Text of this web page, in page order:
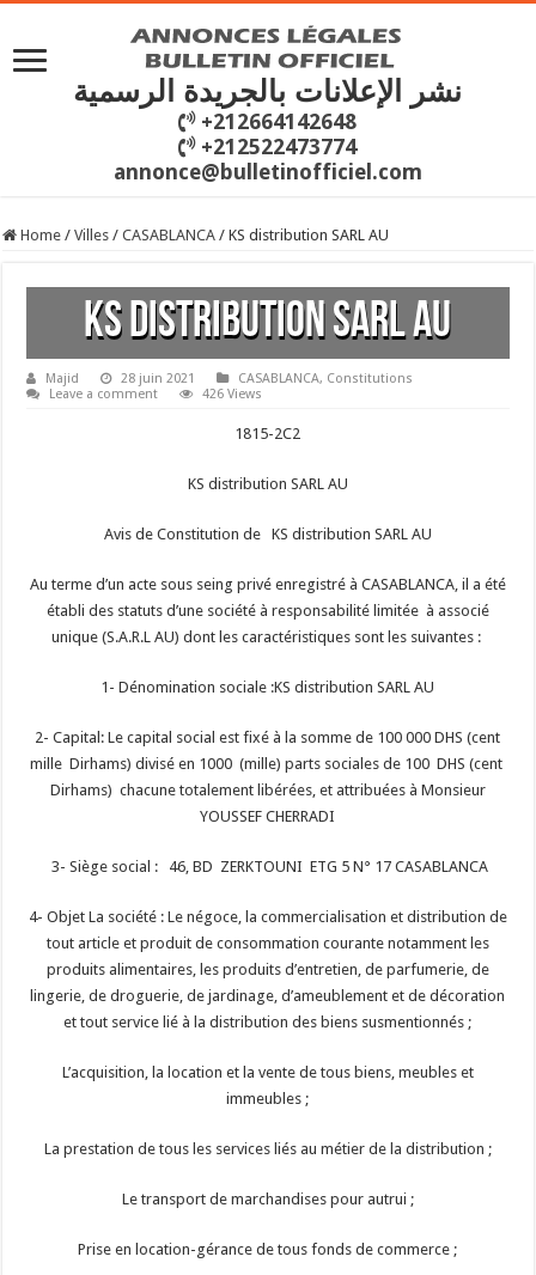
نشر الإعلانات بالجريدة الرسمية
+212664142648
+212522473774
annonce@bulletinofficiel.com
Home / Villes / CASABLANCA / KS distribution SARL AU
KS distribution SARL AU
Majid 28 juin 2021 CASABLANCA, Constitutions
Leave a comment
426 Views
1815-2C2
KS distribution SARL AU
Avis de Constitution de KS distribution SARL AU
Au terme d’un acte sous seing privé enregistré à CASABLANCA, il a été
établi des statuts d’une société à responsabilité limitée à associé
unique (S.A.R.L AU) dont les caractéristiques sont les suivantes :
1- Dénomination sociale :KS distribution SARL AU
2- Capital: Le capital social est fixé à la somme de 100 000 DHS (cent
mille Dirhams) divisé en 1000 (mille) parts sociales de 100 DHS (cent
Dirhams) chacune totalement libérées, et attribuées à Monsieur
YOUSSEF CHERRADI
3- Siège social : 46, BD ZERKTOUNI ETG 5 N° 17 CASABLANCA
4- Objet La société : Le négoce, la commercialisation et distribution de
tout article et produit de consommation courante notamment les
produits alimentaires, les produits d’entretien, de parfumerie, de
lingerie, de droguerie, de jardinage, d’ameublement et de décoration
et tout service lié à la distribution des biens susmentionnés ;
L’acquisition, la location et la vente de tous biens, meubles et
immeubles ;
La prestation de tous les services liés au métier de la distribution ;
Le transport de marchandises pour autrui ;
Prise en location-gérance de tous fonds de commerce ;